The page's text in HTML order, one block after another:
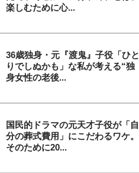
楽しむために心...
36歳独身・元『渡鬼』子役「ひと
りでしぬかも」な私が考える“独
身女性の老後...
国民的ドラマの元天才子役が「自
分の葬式費用」にこだわるワケ。
そのために20...